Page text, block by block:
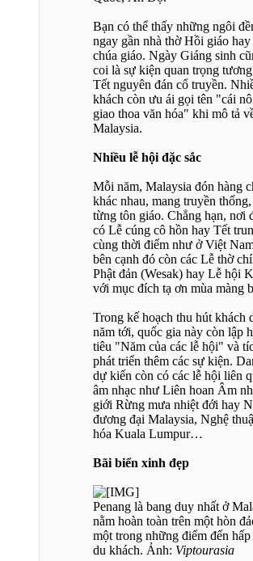
Bạn có thể thấy những ngôi
ngay gần nhà thờ Hồi giáo
chúa giáo. Ngày Giáng sinh
coi là sự kiện quan trọng
Tết nguyên đán cổ truyền.
khách còn ưu ái gọi tên "cái
giao thoa văn hóa" khi mô tả
Malaysia.
Nhiều lễ hội đặc sắc
Mỗi năm, Malaysia đón hàng
khác nhau, mang truyền
từng tôn giáo. Chẳng hạn, nơi
có Lễ cúng cô hồn hay Tết
cùng thời điểm như ở Việt
bên cạnh đó còn các Lễ thờ
Phật đản (Wesak) hay Lễ hội
với mục đích tạ ơn mùa màng
Trong kế hoạch thu hút khách
năm tới, quốc gia này còn lập
tiêu "Năm của các lễ hội" và
phát triển thêm các sự kiện.
dự kiến còn có các lễ hội liên
âm nhạc như Liên hoan Âm
giới Rừng mưa nhiệt đới hay
đương đại Malaysia, Nghệ
hóa Kuala Lumpur…
Bãi biển xinh đẹp
Penang là bang duy nhất ở
nằm hoàn toàn trên một hòn
một trong những điểm đến
du khách. Ảnh: Viptourasia